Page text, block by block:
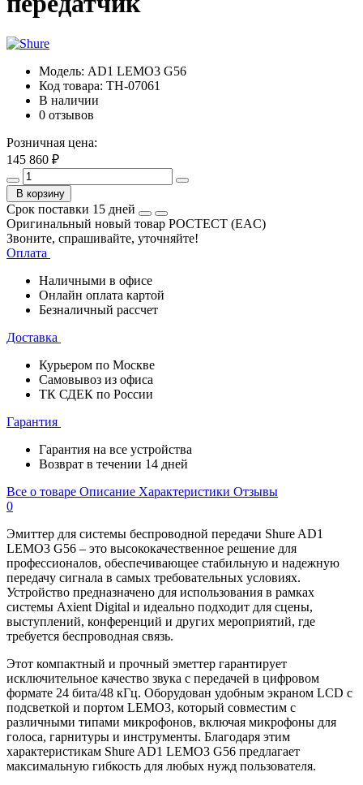
Модель: AD1 LEMO3 G56
Код товара: TH-07061
В наличии
0 отзывов
Розничная цена:
145 860 ₽
В корзину
Срок поставки 15 дней
Оригинальный новый товар РОСТЕСТ (EAC)
Звоните, спрашивайте, уточняйте!
Оплата
Наличными в офисе
Онлайн оплата картой
Безналичный рассчет
Доставка
Курьером по Москве
Самовывоз из офиса
ТК СДЕК по России
Гарантия
Гарантия на все устройства
Возврат в течении 14 дней
Все о товаре Описание Характеристики Отзывы
0
Эмиттер для системы беспроводной передачи Shure AD1
LEMO3 G56 – это высококачественное решение для
профессионалов, обеспечивающее стабильную и надежную
передачу сигнала в самых требовательных условиях.
Устройство предназначено для использования в рамках
системы Axient Digital и идеально подходит для сцены,
выступлений, конференций и других мероприятий, где
требуется беспроводная связь.
Этот компактный и прочный эметтер гарантирует
исключительное качество звука с передачей в цифровом
формате 24 бита/48 кГц. Оборудован удобным экраном LCD с
подсветкой и портом LEMO3, который совместим с
различными типами микрофонов, включая микрофоны для
голоса, гарнитуры и инструменты. Благодаря этим
характеристикам Shure AD1 LEMO3 G56 предлагает
максимальную гибкость для любых нужд пользователя.